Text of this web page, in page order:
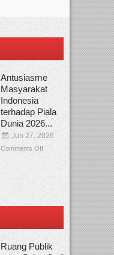
Antusiasme
Masyarakat
Indonesia
terhadap Piala
Dunia 2026...
Jun 27, 2026
Comments Off
Ruang Publik